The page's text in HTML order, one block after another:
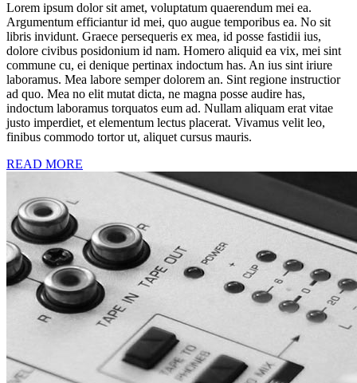
Lorem ipsum dolor sit amet, voluptatum quaerendum mei ea.
Argumentum efficiantur id mei, quo augue temporibus ea. No sit
libris invidunt. Graece persequeris ex mea, id posse fastidii ius,
dolore civibus posidonium id nam. Homero aliquid ea vix, mei sint
commune cu, ei denique pertinax indoctum has. An ius sint iriure
laboramus. Mea labore semper dolorem an. Sint regione instructior
ad quo. Mea no elit mutat dicta, ne magna posse audire has,
indoctum laboramus torquatos eum ad. Nullam aliquam erat vitae
justo imperdiet, et elementum lectus placerat. Vivamus velit leo,
finibus commodo tortor ut, aliquet cursus mauris.
READ MORE